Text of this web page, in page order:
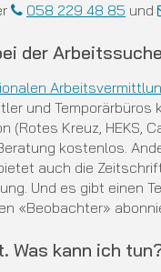
058 229 48 85 und
der
und
Kreuz, HEKS,
kostenlos.
auch die
Und es gibt einen
«Beobachter»
Was kann ich